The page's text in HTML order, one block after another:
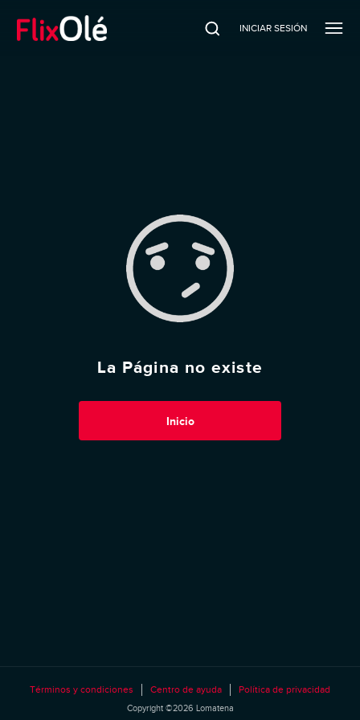
INICIAR SESIÓN
La Página no existe
Inicio
Términos y condiciones Centro de ayuda Política de privacidad
Copyright ©2026 Lomatena